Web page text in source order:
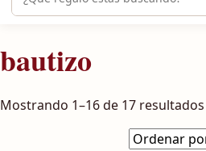
bautizo
Mostrando 1–16 de 17 resultados